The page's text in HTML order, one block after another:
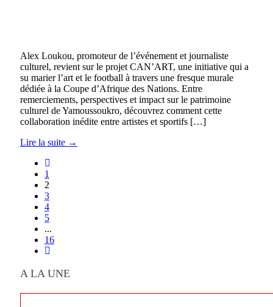
Alex Loukou, promoteur de l’événement et journaliste
culturel, revient sur le projet CAN’ART, une initiative qui a
su marier l’art et le football à travers une fresque murale
dédiée à la Coupe d’Afrique des Nations. Entre
remerciements, perspectives et impact sur le patrimoine
culturel de Yamoussoukro, découvrez comment cette
collaboration inédite entre artistes et sportifs […]
Lire la suite →
1
2
3
4
5
...
16
A LA UNE